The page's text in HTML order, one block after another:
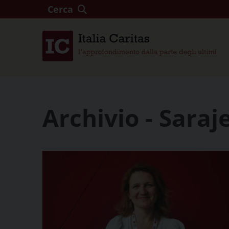
Cerca
Archivio -